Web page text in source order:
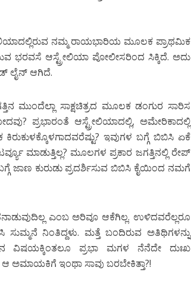
ನಮ್ಮ ರಾಯಭಾರಿಯ ಮೂಲಕ ಪ್ರಾಥಮಿಕ
ಭರವಸೆ ಆಸ್ಟ್ರೇಲಿಯಾ ಪೋಲೀಸರಿಂದ ಸಿಕ್ಕಿದೆ. ಅದು
ಲೈನ್ ಆಗಿದೆ.
ಮುಂದೆಲ್ಲಾ ಸಾಕ್ಷಚಿತ್ರದ ಮೂಲಕ ಡಂಗುರ ಸಾರಿಸ
ಪ್ರಭಾರಂತೆ ಆಸ್ಟ್ರೇಲಿಯಾದಲ್ಲಿ, ಅಮೇರಿಕಾದಲ್ಲಿ
ಇವುಗಳ ಬಗ್ಗೆ ಬಿಬಿಸಿ ಏಕೆ
ಮಾಡುತ್ತಿಲ್ಲ? ಮೂಲಗಳ ಪ್ರಕಾರ ಜಗತ್ತಿನಲ್ಲಿ ರೇಪ್
ಜಾಣ ಕುರುಡು ಪ್ರದರ್ಶಿಸುವ ಬಿಬಿಸಿ ಕೈಯಿಂದ ನಮಗೆ
ಎಂಬ ಅರಿವೂ ಆಕೆಗಿಲ್ಲ. ಉಳಿದವರೆಲ್ಲರೂ
ನಿಂತಿದ್ದಳು. ಮತ್ತೆ ಬಂದಿರುವ ಅತಿಥಿಗಳನ್ನು
ವಿಷಯಕ್ಕಿಂತಲೂ ಪ್ರಭಾ ಮಗಳ ನೆನೆದೇ ದುಃಖ
ಆ ಅಮಾಯಕಿಗೆ ಇಂಥಾ ಸಾವು ಬರಬೇಕಿತ್ತಾ?!